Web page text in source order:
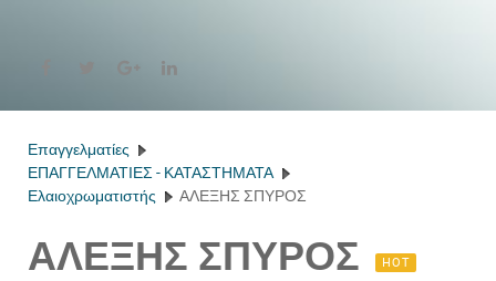
Επαγγελματίες
ΕΠΑΓΓΕΛΜΑΤΙΕΣ - ΚΑΤΑΣΤΗΜΑΤΑ
Ελαιοχρωματιστής
ΑΛΕΞΗΣ ΣΠΥΡΟΣ
ΑΛΕΞΗΣ ΣΠΥΡΟΣ HOT